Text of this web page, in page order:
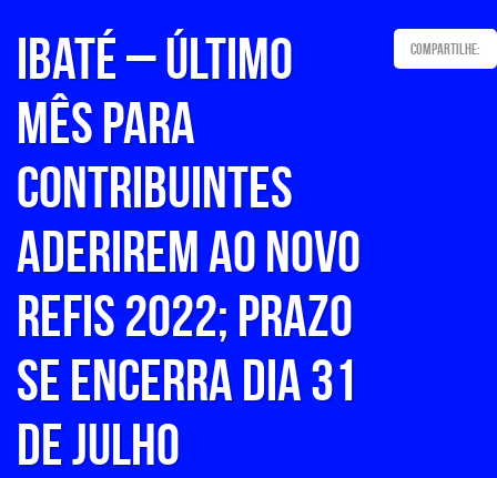
IBATÉ – Último
mês para
contribuintes
aderirem ao Novo
REFIS 2022; prazo
se encerra dia 31
de julho
Compartilhe: